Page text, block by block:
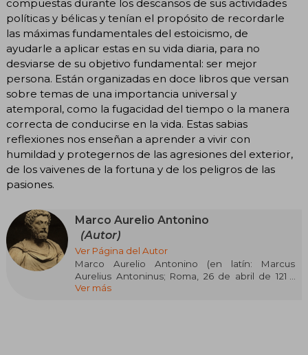
compuestas durante los descansos de sus actividades
políticas y bélicas y tenían el propósito de recordarle
las máximas fundamentales del estoicismo, de
ayudarle a aplicar estas en su vida diaria, para no
desviarse de su objetivo fundamental: ser mejor
persona. Están organizadas en doce libros que versan
sobre temas de una importancia universal y
atemporal, como la fugacidad del tiempo o la manera
correcta de conducirse en la vida. Estas sabias
reflexiones nos enseñan a aprender a vivir con
humildad y protegernos de las agresiones del exterior,
de los vaivenes de la fortuna y de los peligros de las
pasiones.
Marco Aurelio Antonino
(Autor)
Ver Página del Autor
Marco Aurelio Antonino (en latín: Marcus
Aurelius Antoninus; Roma, 26 de abril de 121 ​-
Vindobona o Sirmio, 17 de marzo de 180) fue un
Ver más